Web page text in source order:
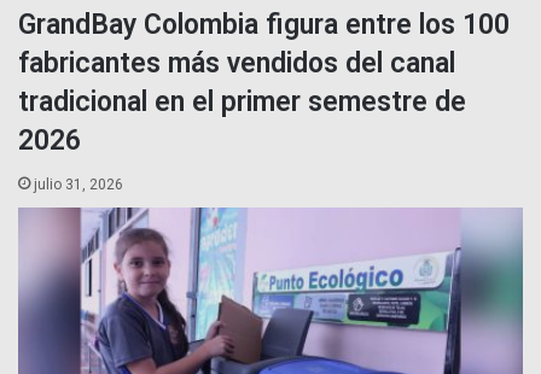
GrandBay Colombia figura entre los 100
fabricantes más vendidos del canal
tradicional en el primer semestre de
2026
julio 31, 2026